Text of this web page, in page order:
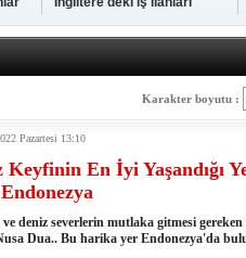
haber sitesi
ülkeler
ada.. Portekiz'in incisi
en yüksek noktası!
depresyonu önlüyor. Gujan Mestras,
Karakter boyutu :
Pazartesi 13:10
Keyfinin En İyi Yaşandığı
ve deniz severlerin mutlaka gitmesi
Dua.. Bu harika yer Endonezya'da